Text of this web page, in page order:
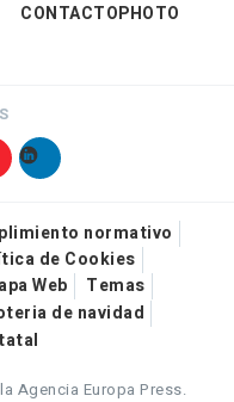
CONTACTOPHOTO
normativo
de Cookies
Web
Temas
de navidad
Agencia Europa Press.